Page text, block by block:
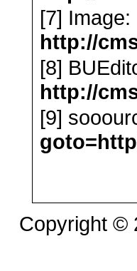
[7] Image:
http://
[8]
http://
[9]
Copyright ©